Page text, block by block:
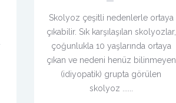
Skolyoz çeşitli nedenlerle ortaya
çıkabilir. Sık karşılaşılan skolyozlar,
çoğunlukla 10 yaşlarında ortaya
çıkan ve nedeni henüz bilinmeyen
(idiyopatik) grupta görülen
skolyoz ......